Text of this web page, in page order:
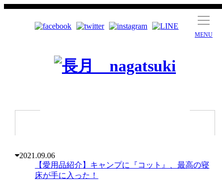
MENU
2021.09.06
【愛用品紹介】キャンプに『コット』、最高の寝
床が手に入った！